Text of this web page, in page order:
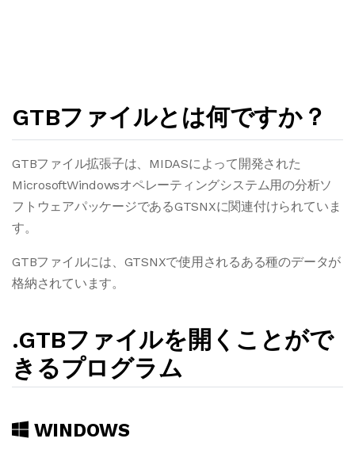
GTBファイルとは何ですか？
GTBファイル拡張子は、MIDASによって開発された
MicrosoftWindowsオペレーティングシステム用の分析ソ
フトウェアパッケージであるGTSNXに関連付けられていま
す。
GTBファイルには、GTSNXで使用されるある種のデータが
格納されています。
.GTBファイルを開くことがで
きるプログラム
WINDOWS